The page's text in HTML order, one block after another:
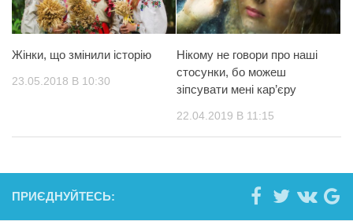
Жінки, що змінили історію
23.05.2018 В 10:30
Нікому не говори про наші
стосунки, бо можеш
зіпсувати мені кар’єру
22.04.2019 В 11:15
ПРИЄДНУЙТЕСЬ: